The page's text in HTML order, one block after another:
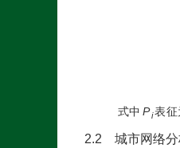
式中 Pi表
2.2 城市网络分